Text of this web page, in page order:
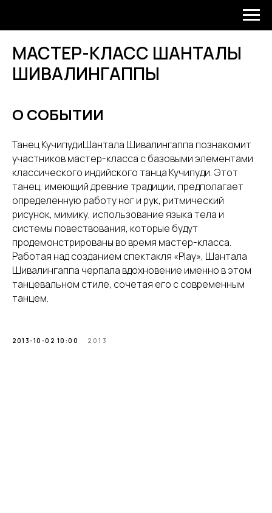
МАСТЕР-КЛАСС ШАНТАЛЫ
ШИВАЛИНГАППЫ
О СОБЫТИИ
Танец КучипудиШантала Шивалингаппа познакомит
участников мастер-класса с базовыми элементами
классического индийского танца Кучипуди. Этот
танец, имеющий древние традиции, предполагает
определенную работу ног и рук, ритмический
рисунок, мимику, использование языка тела и
системы повествования, которые будут
продемонстрированы во время мастер-класса.
Работая над созданием спектакля «Play», Шантала
Шивалингаппа черпала вдохновение именно в этом
танцевальном стиле, сочетая его с современным
танцем.
2013-10-02 10:00 2013